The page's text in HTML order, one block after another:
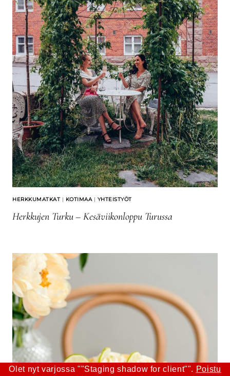
HERKKUMATKAT | KOTIMAA| YHTEISTYÖT
Herkkujen Turku – Kesäviikonloppu Turussa
Olet nyt varjossa ""Staging shadow for client"". Poistu